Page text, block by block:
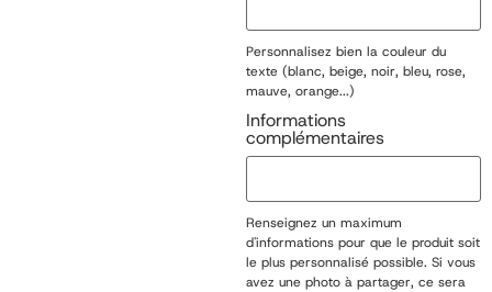
Personnalisez bien la couleur du
texte (blanc, beige, noir, bleu, rose,
mauve, orange...)
Informations
complémentaires
Renseignez un maximum
d'informations pour que le produit soit
le plus personnalisé possible. Si vous
avez une photo à partager, ce sera